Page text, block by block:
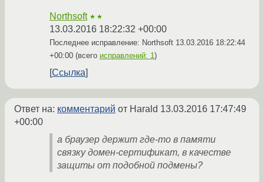
Northsoft ★★
13.03.2016 18:22:32 +00:00
Последнее исправление: Northsoft 13.03.2016 18:22:44
+00:00 (всего исправлений: 1)
Ссылка
Ответ на: комментарий от Harald 13.03.2016 17:47:49
+00:00
а браузер держит где-то в памяти
связку домен-сертификат, в качестве
защиты от подобной подмены?